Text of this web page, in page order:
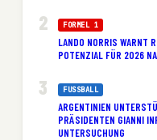
FORMEL 1
LANDO NORRIS WARNT
POTENZIAL FÜR 2026
FUSSBALL
ARGENTINIEN
PRÄSIDENTEN GIANNI
UNTERSUCHUNG